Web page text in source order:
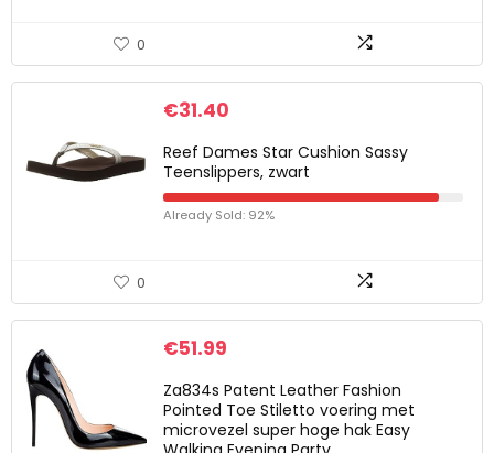
0
€31.40
Reef Dames Star Cushion Sassy
Teenslippers, zwart
Already Sold: 92%
0
€51.99
Za834s Patent Leather Fashion
Pointed Toe Stiletto voering met
microvezel super hoge hak Easy